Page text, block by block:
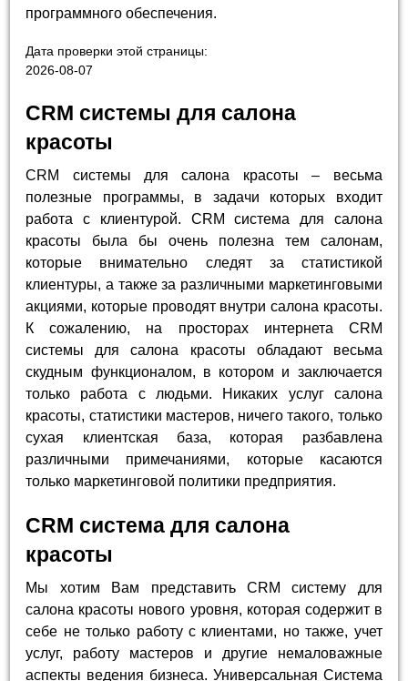
программного обеспечения.
Дата проверки этой страницы:
2026-08-07
CRM системы для салона
красоты
CRM системы для салона красоты – весьма
полезные программы, в задачи которых входит
работа с клиентурой. CRM система для салона
красоты была бы очень полезна тем салонам,
которые внимательно следят за статистикой
клиентуры, а также за различными маркетинговыми
акциями, которые проводят внутри салона красоты.
К сожалению, на просторах интернета CRM
системы для салона красоты обладают весьма
скудным функционалом, в котором и заключается
только работа с людьми. Никаких услуг салона
красоты, статистики мастеров, ничего такого, только
сухая клиентская база, которая разбавлена
различными примечаниями, которые касаются
только маркетинговой политики предприятия.
CRM система для салона
красоты
Мы хотим Вам представить CRM систему для
салона красоты нового уровня, которая содержит в
себе не только работу с клиентами, но также, учет
услуг, работу мастеров и другие немаловажные
аспекты ведения бизнеса. Универсальная Система